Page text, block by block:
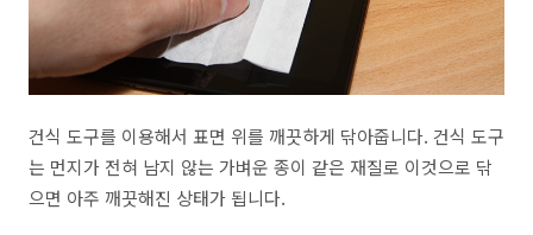
건식 도구를 이용해서 표면 위를 깨끗하게 닦아줍니다. 건식 도구
는 먼지가 전혀 남지 않는 가벼운 종이 같은 재질로 이것으로 닦
으면 아주 깨끗해진 상태가 됩니다.